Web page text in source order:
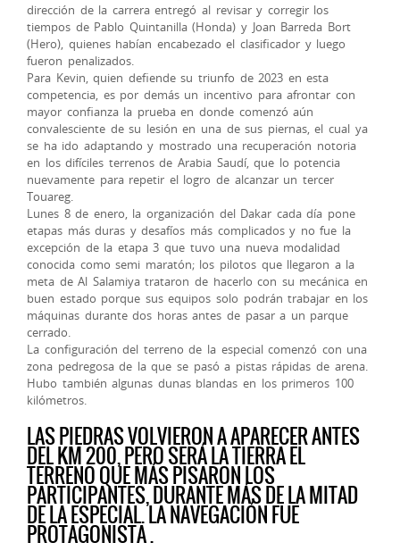
dirección de la carrera entregó al revisar y corregir los
tiempos de Pablo Quintanilla (Honda) y Joan Barreda Bort
(Hero), quienes habían encabezado el clasificador y luego
fueron penalizados.
Para Kevin, quien defiende su triunfo de 2023 en esta
competencia, es por demás un incentivo para afrontar con
mayor confianza la prueba en donde comenzó aún
convalesciente de su lesión en una de sus piernas, el cual ya
se ha ido adaptando y mostrado una recuperación notoria
en los difíciles terrenos de Arabia Saudí, que lo potencia
nuevamente para repetir el logro de alcanzar un tercer
Touareg.
Lunes 8 de enero, la organización del Dakar cada día pone
etapas más duras y desafíos más complicados y no fue la
excepción de la etapa 3 que tuvo una nueva modalidad
conocida como semi maratón; los pilotos que llegaron a la
meta de Al Salamiya trataron de hacerlo con su mecánica en
buen estado porque sus equipos solo podrán trabajar en los
máquinas durante dos horas antes de pasar a un parque
cerrado.
La configuración del terreno de la especial comenzó con una
zona pedregosa de la que se pasó a pistas rápidas de arena.
Hubo también algunas dunas blandas en los primeros 100
kilómetros.
LAS PIEDRAS VOLVIERON A APARECER ANTES
DEL KM 200, PERO SERÁ LA TIERRA EL
TERRENO QUE MÁS PISARON LOS
PARTICIPANTES, DURANTE MÁS DE LA MITAD
DE LA ESPECIAL. LA NAVEGACIÓN FUE
PROTAGONISTA .